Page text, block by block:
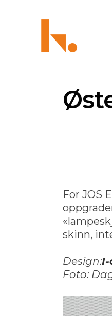
For JOS
skinn,
Design:I-
Foto: